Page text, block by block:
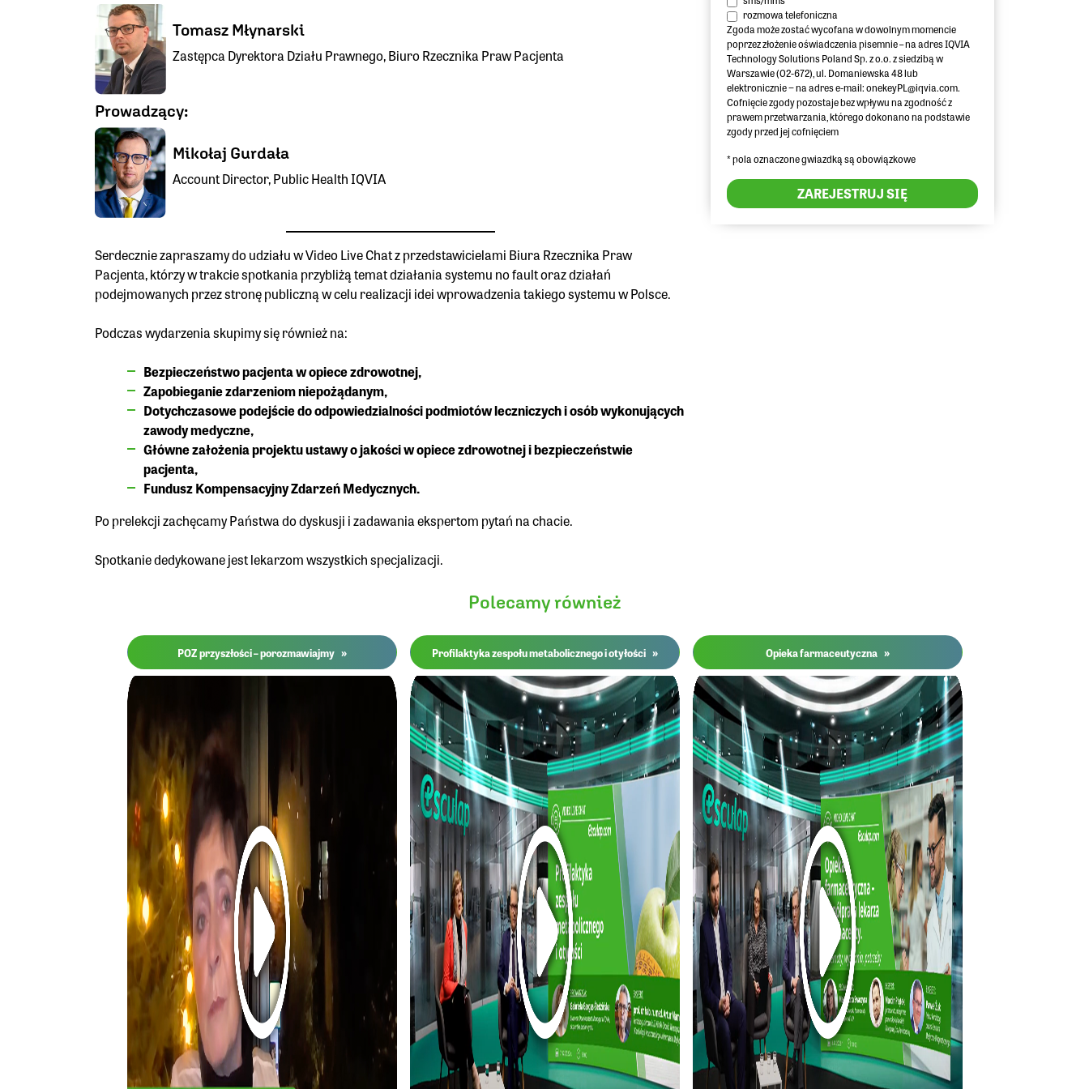
Tomasz Młynarski
Zastępca Dyrektora Działu Prawnego, Biuro Rzecznika Praw Pacjenta
Prowadzący:
Mikołaj Gurdała
Account Director, Public Health IQVIA
Serdecznie zapraszamy do udziału w Video Live Chat z przedstawicielami Biura Rzecznika Praw
Pacjenta, którzy w trakcie spotkania przybliżą temat działania systemu no fault oraz działań
podejmowanych przez stronę publiczną w celu realizacji idei wprowadzenia takiego systemu w Polsce.
Podczas wydarzenia skupimy się również na:
Bezpieczeństwo pacjenta w opiece zdrowotnej,
Zapobieganie zdarzeniom niepożądanym,
Dotychczasowe podejście do odpowiedzialności podmiotów leczniczych i osób wykonujących
zawody medyczne,
Główne założenia projektu ustawy o jakości w opiece zdrowotnej i bezpieczeństwie
pacjenta,
Fundusz Kompensacyjny Zdarzeń Medycznych.
Po prelekcji zachęcamy Państwa do dyskusji i zadawania ekspertom pytań na chacie.
Spotkanie dedykowane jest lekarzom wszystkich specjalizacji.
rozmowa telefoniczna
Zgoda może zostać wycofana w dowolnym momencie
poprzez złożenie oświadczenia pisemnie – na adres IQVIA
Technology Solutions Poland Sp. z o.o. z siedzibą w
Warszawie (02-672), ul. Domaniewska 48 lub
elektronicznie − na adres e-mail: onekeyPL@iqvia.com.
Cofnięcie zgody pozostaje bez wpływu na zgodność z
prawem przetwarzania, którego dokonano na podstawie
zgody przed jej cofnięciem
* pola oznaczone gwiazdką są obowiązkowe
ZAREJESTRUJ SIĘ
Polecamy również
POZ przyszłości – porozmawiajmy » Profilaktyka zespołu metabolicznego i otyłości » Opieka farmaceutyczna »